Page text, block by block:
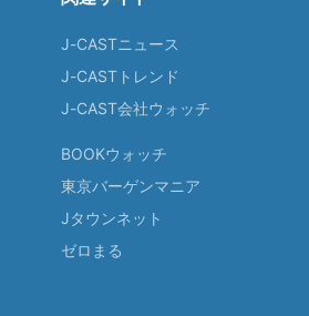
J-CASTニュース
J-CASTトレンド
J-CAST会社ウォッチ
BOOKウォッチ
東京バーゲンマニア
Jタウンネット
ゼロまる